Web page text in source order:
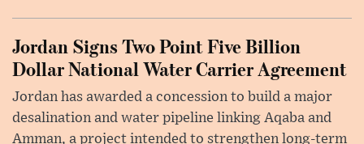
Jordan Signs Two Point Five Billion
Dollar National Water Carrier Agreement
Jordan has awarded a concession to build a major
desalination and water pipeline linking Aqaba and
Amman, a project intended to strengthen long-term